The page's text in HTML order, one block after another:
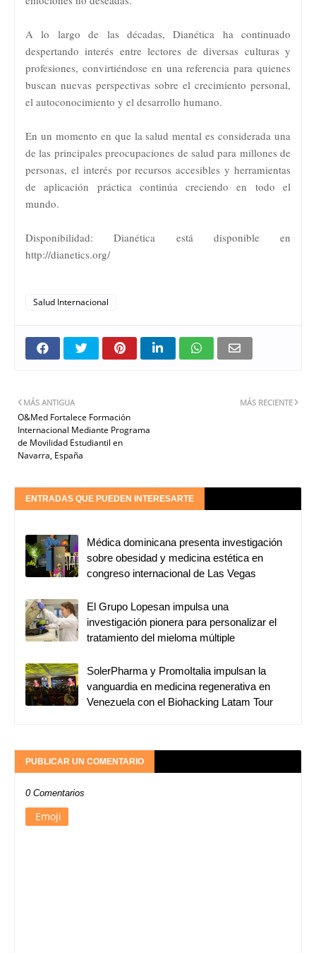
A lo largo de las décadas, Dianética ha continuado
despertando interés entre lectores de diversas culturas y
profesiones, convirtiéndose en una referencia para quienes
buscan nuevas perspectivas sobre el crecimiento personal,
el autoconocimiento y el desarrollo humano.
En un momento en que la salud mental es considerada una
de las principales preocupaciones de salud para millones de
personas, el interés por recursos accesibles y herramientas
de aplicación práctica continúa creciendo en todo el
mundo.
Disponibilidad: Dianética está disponible en
http://dianetics.org/
Salud Internacional
MÁS RECIENTE
MÁS ANTIGUA
O&Med Fortalece Formación
Internacional Mediante Programa
de Movilidad Estudiantil en
Navarra, España
ENTRADAS QUE PUEDEN INTERESARTE
Médica dominicana presenta investigación
sobre obesidad y medicina estética en
congreso internacional de Las Vegas
El Grupo Lopesan impulsa una
investigación pionera para personalizar el
tratamiento del mieloma múltiple
SolerPharma y PromoItalia impulsan la
vanguardia en medicina regenerativa en
Venezuela con el Biohacking Latam Tour
PUBLICAR UN COMENTARIO
0 Comentarios
Emoji